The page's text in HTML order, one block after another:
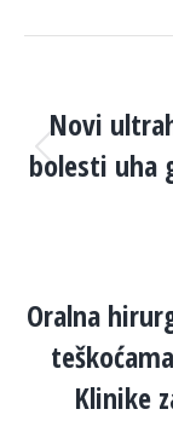
Novi
bolesti uha
Oralna
Klinike